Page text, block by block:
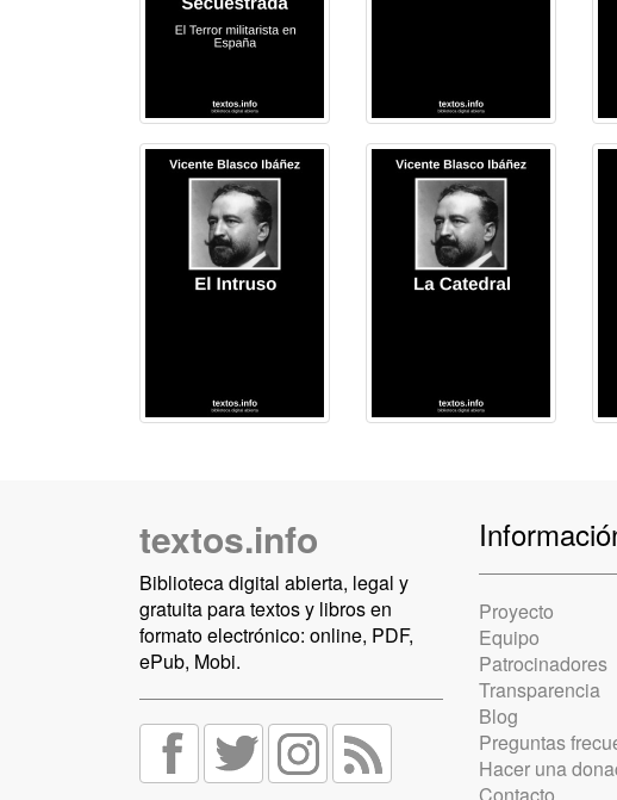
textos.info
Biblioteca digital abierta, legal y
gratuita para textos y libros en
formato electrónico: online, PDF,
ePub, Mobi.
Proyecto
Equipo
Patrocinadores
Transparencia
Blog
Preguntas
Hacer una